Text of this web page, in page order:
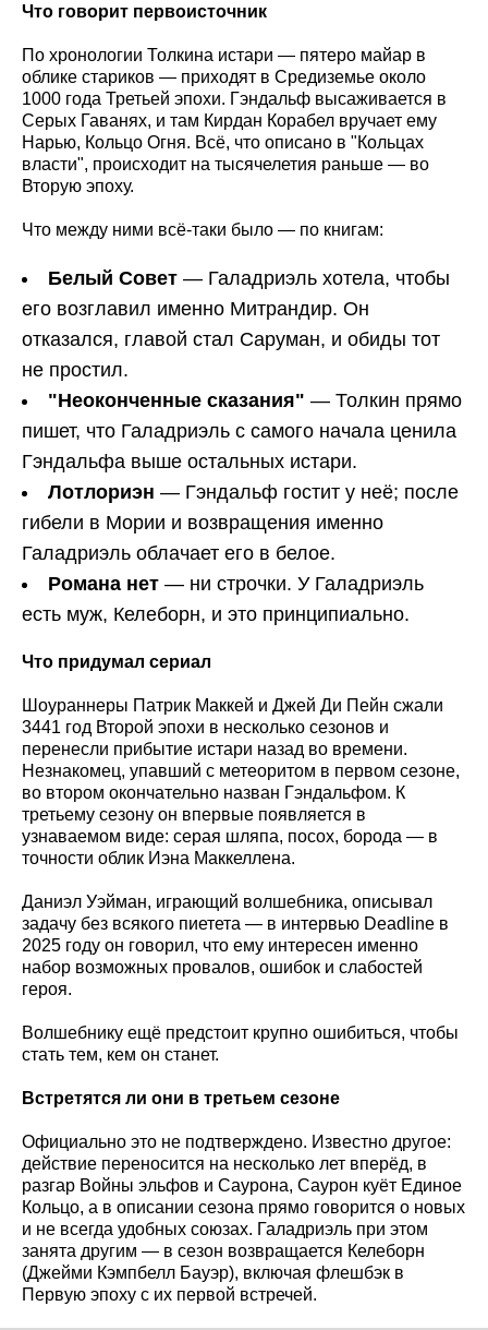
Что говорит первоисточник
По хронологии Толкина истари — пятеро майар в
облике стариков — приходят в Средиземье около
1000 года Третьей эпохи. Гэндальф высаживается в
Серых Гаванях, и там Кирдан Корабел вручает ему
Нарью, Кольцо Огня. Всё, что описано в "Кольцах
власти", происходит на тысячелетия раньше — во
Вторую эпоху.
Что между ними всё-таки было — по книгам:
Белый Совет — Галадриэль хотела, чтобы
его возглавил именно Митрандир. Он
отказался, главой стал Саруман, и обиды тот
не простил.
"Неоконченные сказания" — Толкин прямо
пишет, что Галадриэль с самого начала ценила
Гэндальфа выше остальных истари.
Лотлориэн — Гэндальф гостит у неё; после
гибели в Мории и возвращения именно
Галадриэль облачает его в белое.
Романа нет — ни строчки. У Галадриэль
есть муж, Келеборн, и это принципиально.
Что придумал сериал
Шоураннеры Патрик Маккей и Джей Ди Пейн сжали
3441 год Второй эпохи в несколько сезонов и
перенесли прибытие истари назад во времени.
Незнакомец, упавший с метеоритом в первом сезоне,
во втором окончательно назван Гэндальфом. К
третьему сезону он впервые появляется в
узнаваемом виде: серая шляпа, посох, борода — в
точности облик Иэна Маккеллена.
Даниэл Уэйман, играющий волшебника, описывал
задачу без всякого пиетета — в интервью Deadline в
2025 году он говорил, что ему интересен именно
набор возможных провалов, ошибок и слабостей
героя.
Волшебнику ещё предстоит крупно ошибиться, чтобы
стать тем, кем он станет.
Встретятся ли они в третьем сезоне
Официально это не подтверждено. Известно другое:
действие переносится на несколько лет вперёд, в
разгар Войны эльфов и Саурона, Саурон куёт Единое
Кольцо, а в описании сезона прямо говорится о новых
и не всегда удобных союзах. Галадриэль при этом
занята другим — в сезон возвращается Келеборн
(Джейми Кэмпбелл Бауэр), включая флешбэк в
Первую эпоху с их первой встречей.